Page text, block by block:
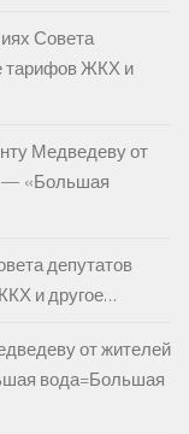
Совета
тарифов ЖКХ и
Медведеву от
— «Большая
депутатов
и другое…
от жителей
вода=Большая